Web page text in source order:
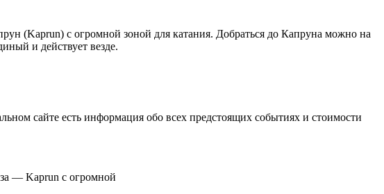
(Kaprun) с огромной зоной для катания. Добраться до Капруна можно на
и действует везде.
сайте есть информация обо всех предстоящих событиях и стоимости
— Kaprun с огромной